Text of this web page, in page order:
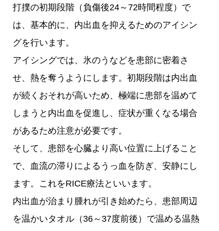
打撲の初期段階（負傷後24～72時間程度）で
は、基本的に、内出血を抑えるためのアイシン
グを行います。
アイシングでは、氷のうなどを患部に密着さ
せ、熱を奪うようにします。初期段階は内出血
が続くおそれが高いため、極端に患部を温めて
しまうと内出血を促進し、症状が重くなる場合
があるため注意が必要です。
そして、患部を心臓より高い位置に上げること
で、血流の滞りによるうっ血を防ぎ、安静にし
ます。これをRICE療法といいます。
内出血が治まり腫れが引き始めたら、患部周辺
を温かいタオル（36～37度前後）で温める温熱